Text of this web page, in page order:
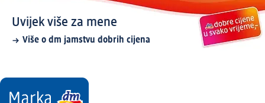
Uvijek više za mene
Više o dm jamstvu dobrih cijena